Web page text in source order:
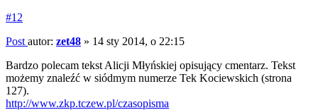
#12
Post autor: zet48 » 14 sty 2014, o 22:15
Bardzo polecam tekst Alicji Młyńskiej opisujący cmentarz. Tekst
możemy znaleźć w siódmym numerze Tek Kociewskich (strona
127).
http://www.zkp.tczew.pl/czasopisma